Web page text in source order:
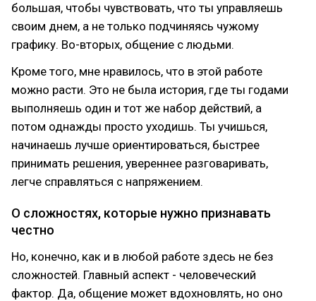
большая, чтобы чувствовать, что ты управляешь
своим днем, а не только подчиняясь чужому
графику. Во-вторых, общение с людьми.
Кроме того, мне нравилось, что в этой работе
можно расти. Это не была история, где ты годами
выполняешь один и тот же набор действий, а
потом однажды просто уходишь. Ты учишься,
начинаешь лучше ориентироваться, быстрее
принимать решения, увереннее разговаривать,
легче справляться с напряжением.
О сложностях, которые нужно признавать
честно
Но, конечно, как и в любой работе здесь не без
сложностей. Главный аспект - человеческий
фактор. Да, общение может вдохновлять, но оно